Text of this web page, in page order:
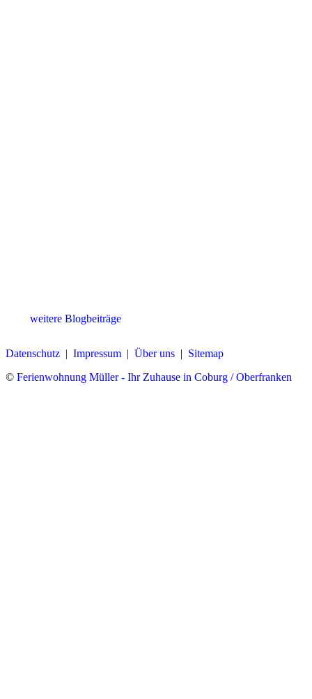
weitere Blogbeiträge
Datenschutz | Impressum | Über uns | Sitemap
© Ferienwohnung Müller - Ihr Zuhause in Coburg / Oberfranken